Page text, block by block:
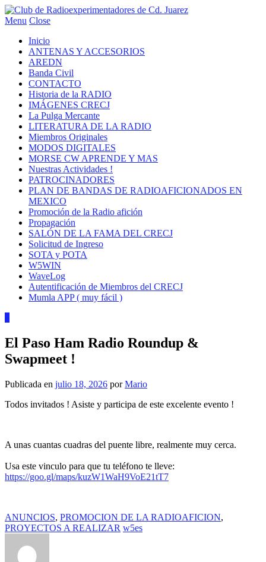
Menu Close
Inicio
ANTENAS Y ACCESORIOS
AREDN
Banda Civil
CONTACTO
Historia de la RADIO
IMÁGENES CRECJ
La Pulga Mercante
LITERATURA DE LA RADIO
Miembros Originales
MODOS DIGITALES
MORSE CW APRENDE Y MAS
Nuestras Actividades !
PATROCINADORES
PLAN DE BANDAS DE RADIOAFICIONADOS EN
MEXICO
Promoción de la Radio afición
Propagación
SALÓN DE LA FAMA DEL CRECJ
Solicitud de Ingreso
SOTA y POTA
W5WIN
WaveLog
Autentificación de Miembros del CRECJ
Mumla APP ( muy fácil )
El Paso Ham Radio Roundup &
Swapmeet !
Publicada en julio 18, 2026 porMario
Todos invitados ! Asiste y participa de este excelente evento !
A unas cuantas cuadras del puente libre, realmente muy cerca.
Usa este vinculo para que tu teléfono te lleve:
https://goo.gl/maps/kuzW1WaH9VoE21tT7
ANUNCIOS, PROMOCION DE LA RADIOAFICION,
PROYECTOS A REALIZAR w5es